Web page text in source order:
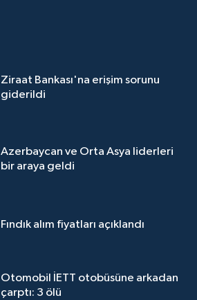
Ziraat Bankası'na erişim sorunu
giderildi
Azerbaycan ve Orta Asya liderleri
bir araya geldi
Fındık alım fiyatları açıklandı
Otomobil İETT otobüsüne arkadan
çarptı: 3 ölü